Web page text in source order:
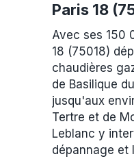
Paris 18
Avec ses 150
18 (75018)
chaudières
de Basilique
jusqu'aux
Tertre et de
Leblanc y
dépannage et